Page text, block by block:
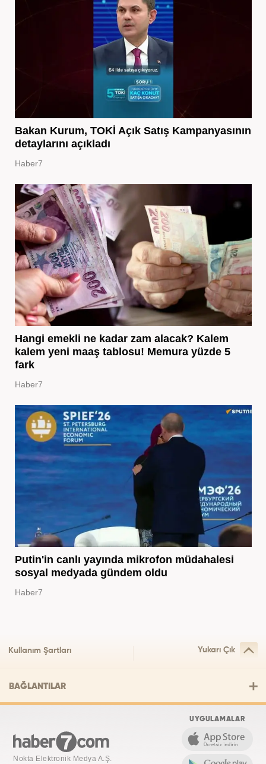
Bakan Kurum, TOKİ Açık Satış Kampanyasının
detaylarını açıkladı
Haber7
Hangi emekli ne kadar zam alacak? Kalem
kalem yeni maaş tablosu! Memura yüzde 5
fark
Haber7
Putin'in canlı yayında mikrofon müdahalesi
sosyal medyada gündem oldu
Haber7
Kullanım Şartları Yukarı Çık
BAĞLANTILAR
Nokta Elektronik Medya A.Ş.
UYGULAMALAR